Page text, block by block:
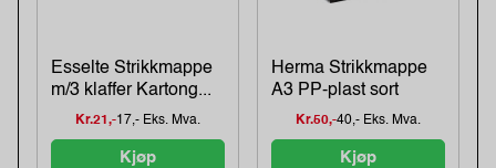
Esselte Strikkmappe
m/3 klaffer Kartong...
Kr.21,-17,- Eks. Mva.
Kjøp
Herma Strikkmappe
A3 PP-plast sort
Kr.50,-40,- Eks. Mva.
Kjøp